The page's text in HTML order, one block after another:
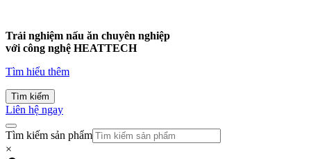
Trải nghiệm nấu ăn chuyên nghiệp
với công nghệ HEATTECH
Tìm hiểu thêm
Tìm kiếm
Liên hệ ngay
Tìm kiếm sản phẩm
×